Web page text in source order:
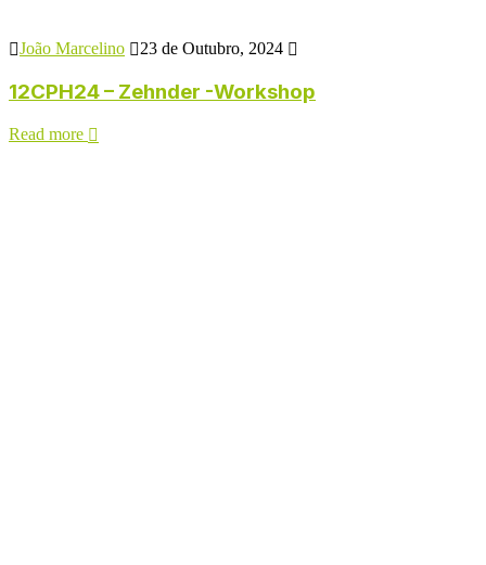
João Marcelino 23 de Outubro, 2024
12CPH24 – Zehnder -Workshop
Read more